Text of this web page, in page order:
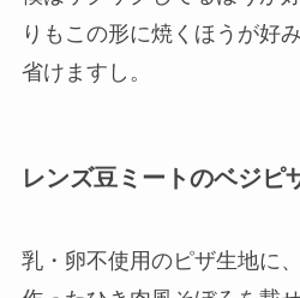
りもこの形に焼くほうが好
省けますし。
レンズ豆ミートのベジピ
乳・卵不使用のピザ生地に